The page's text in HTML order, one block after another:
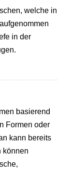
welche in
in der
basierend
Formen oder
kann bereits
können